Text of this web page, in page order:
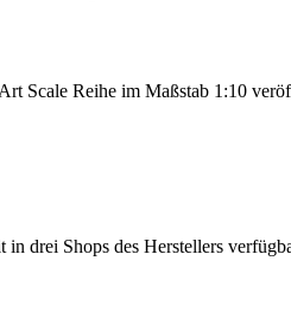
Scale Reihe im Maßstab 1:10
drei Shops des Herstellers